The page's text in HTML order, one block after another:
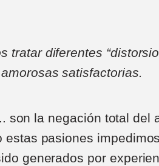
tratar diferentes
satisfactorias.
son la negación total del
pasiones
generados por